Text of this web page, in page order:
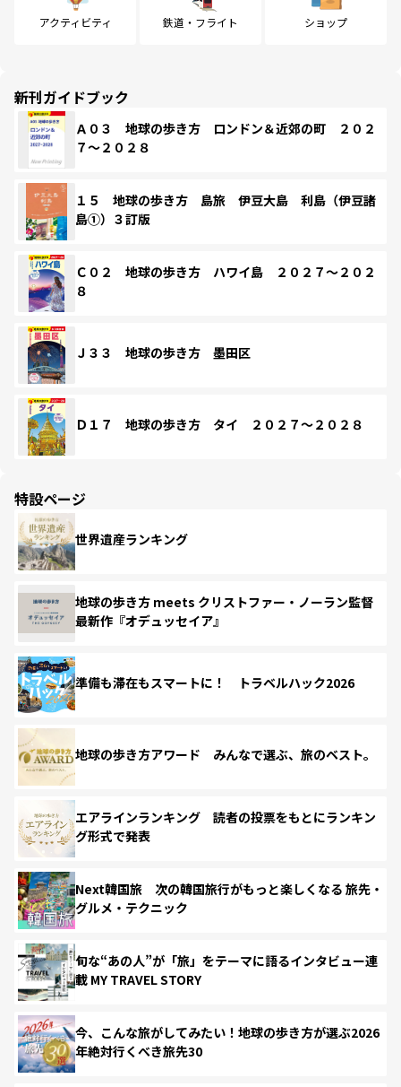
アクティビティ 鉄道・フライト ショップ
新刊ガイドブック
Ａ０３ 地球の歩き方 ロンドン＆近郊の町 ２０２
７～２０２８
１５ 地球の歩き方 島旅 伊豆大島 利島（伊豆諸
島①）３訂版
Ｃ０２ 地球の歩き方 ハワイ島 ２０２７～２０２
８
Ｊ３３ 地球の歩き方 墨田区
Ｄ１７ 地球の歩き方 タイ ２０２７～２０２８
特設ページ
世界遺産ランキング
地球の歩き方 meets クリストファー・ノーラン監督
最新作『オデュッセイア』
準備も滞在もスマートに！ トラベルハック2026
地球の歩き方アワード みんなで選ぶ、旅のベスト。
エアラインランキング 読者の投票をもとにランキン
グ形式で発表
Next韓国旅 次の韓国旅行がもっと楽しくなる 旅先・
グルメ・テクニック
旬な“あの人”が「旅」をテーマに語るインタビュー連
載 MY TRAVEL STORY
今、こんな旅がしてみたい！地球の歩き方が選ぶ2026
年絶対行くべき旅先30